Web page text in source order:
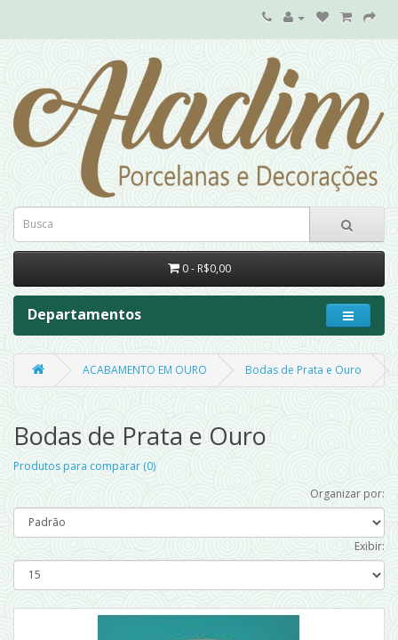
0 - R$0,00
Departamentos
ACABAMENTO EM OURO Bodas de Prata e Ouro
Bodas de Prata e Ouro
Produtos para comparar (0)
Organizar por:
Exibir: